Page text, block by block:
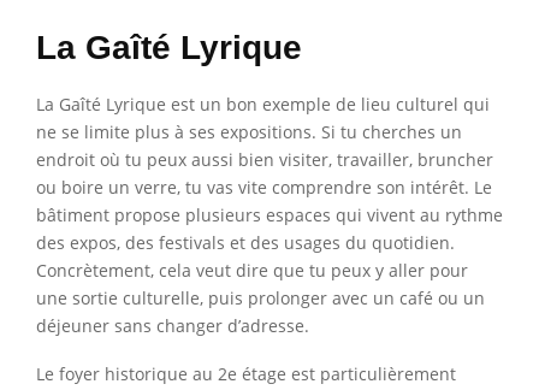
La Gaîté Lyrique
La Gaîté Lyrique est un bon exemple de lieu culturel qui
ne se limite plus à ses expositions. Si tu cherches un
endroit où tu peux aussi bien visiter, travailler, bruncher
ou boire un verre, tu vas vite comprendre son intérêt. Le
bâtiment propose plusieurs espaces qui vivent au rythme
des expos, des festivals et des usages du quotidien.
Concrètement, cela veut dire que tu peux y aller pour
une sortie culturelle, puis prolonger avec un café ou un
déjeuner sans changer d’adresse.
Le foyer historique au 2e étage est particulièrement